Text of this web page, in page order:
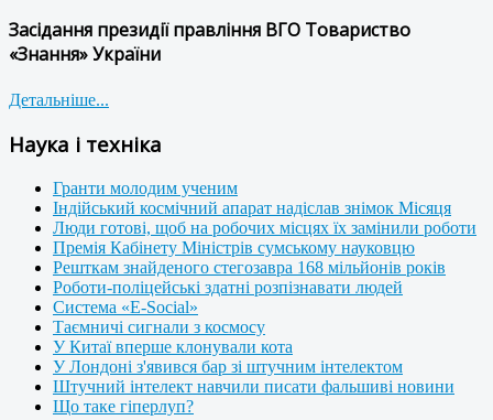
Засідання президії правління ВГО Товариство
«Знання» України
Детальніше...
Наука і техніка
Гранти молодим ученим
Індійський космічний апарат надіслав знімок Місяця
Люди готові, щоб на робочих місцях їх замінили роботи
Премія Кабінету Міністрів сумському науковцю
Решткам знайденого стегозавра 168 мільйонів років
Роботи-поліцейські здатні розпізнавати людей
Система «E-Social»
Таємничі сигнали з космосу
У Китаї вперше клонували кота
У Лондоні з'явився бар зі штучним інтелектом
Штучний інтелект навчили писати фальшиві новини
Що таке гіперлуп?